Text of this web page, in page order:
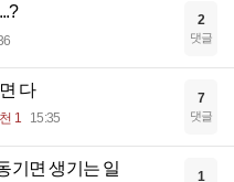
2
댓글
다
1 15:35
7
댓글
기면 생기는 일 1